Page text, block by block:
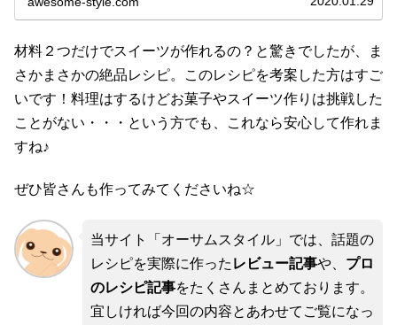
材料２つだけでスイーツが作れるの？と驚きでしたが、ま
さかまさかの絶品レシピ。このレシピを考案した方はすご
いです！料理はするけどお菓子やスイーツ作りは挑戦した
ことがない・・・という方でも、これなら安心して作れま
すね♪
ぜひ皆さんも作ってみてくださいね☆
当サイト「オーサムスタイル」では、話題の
レシピを実際に作った レビュー記事や、 プロ
のレシピ記事をたくさんまとめております。
宜しければ今回の内容とあわせてご覧になっ